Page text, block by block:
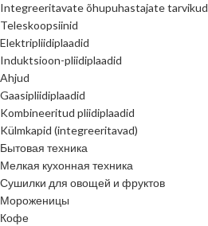
Integreeritavate õhupuhastajate tarvikud
Teleskoopsiinid
Elektripliidiplaadid
Induktsioon-pliidiplaadid
Ahjud
Gaasipliidiplaadid
Kombineeritud pliidiplaadid
Külmkapid (integreeritavad)
Бытовая техника
Мелкая кухонная техника
Сушилки для овощей и фруктов
Мороженицы
Кофе